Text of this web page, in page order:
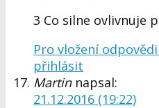
3 Co silne ovlivnuje
Pro vložení
přihlásit
Martin napsal:
21.12.2016 (19:22)